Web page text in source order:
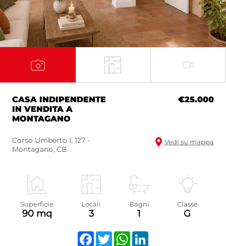
CASA INDIPENDENTE
IN VENDITA A
MONTAGANO
€25.000
Corso Umberto I, 127 -
Montagano, CB
Vedi su mappa
Superficie
90 mq
Locali
3
Bagni
1
Classe
G
Facebook
TwitterWhatsApp